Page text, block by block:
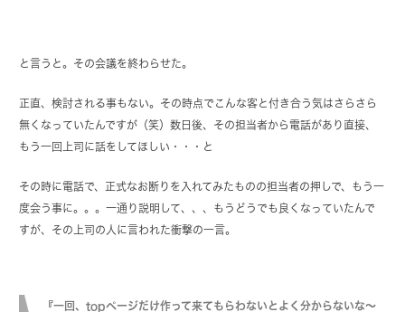
と言うと。その会議を終わらせた。
正直、検討される事もない。その時点でこんな客と付き合う気はさらさら
無くなっていたんですが（笑）数日後、その担当者から電話があり直接、
もう一回上司に話をしてほしい・・・と
その時に電話で、正式なお断りを入れてみたものの担当者の押しで、もう一
度会う事に。。。一通り説明して、、、もうどうでも良くなっていたんで
すが、その上司の人に言われた衝撃の一言。
『一回、topページだけ作って来てもらわないとよく分からないな〜